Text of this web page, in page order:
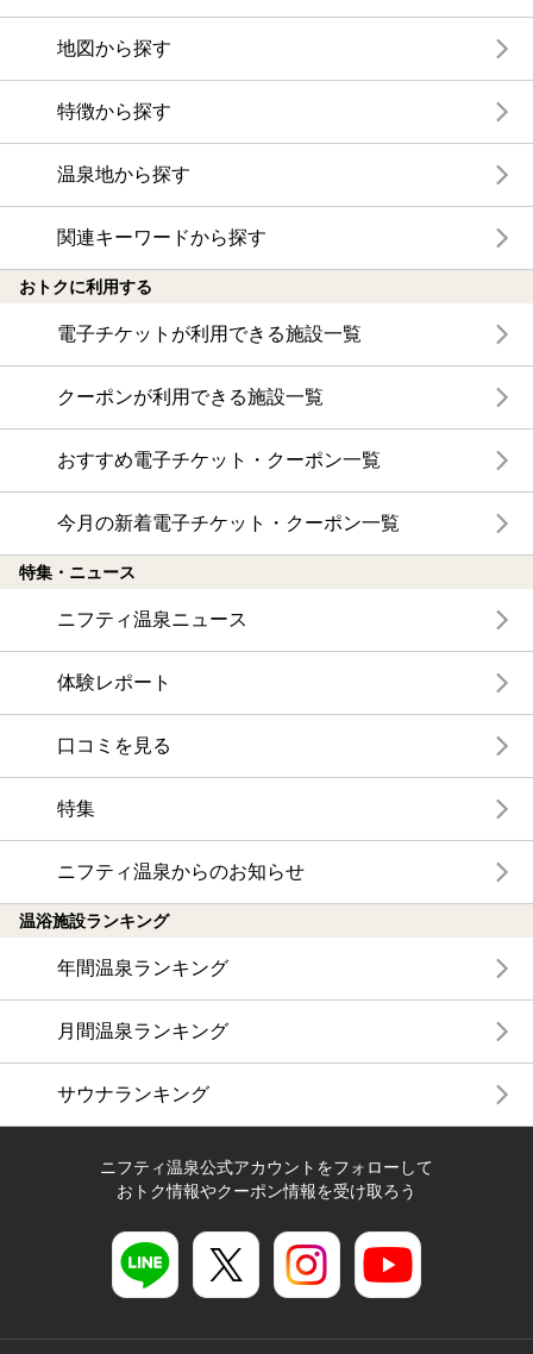
地図から探す
特徴から探す
温泉地から探す
関連キーワードから探す
おトクに利用する
電子チケットが利用できる施設一覧
クーポンが利用できる施設一覧
おすすめ電子チケット・クーポン一覧
今月の新着電子チケット・クーポン一覧
特集・ニュース
ニフティ温泉ニュース
体験レポート
口コミを見る
特集
ニフティ温泉からのお知らせ
温浴施設ランキング
年間温泉ランキング
月間温泉ランキング
サウナランキング
ニフティ温泉公式アカウントをフォローして
おトク情報やクーポン情報を受け取ろう